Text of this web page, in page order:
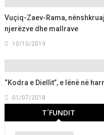
Vuçiq-Zaev-Rama,
njerëzve dhe mallrave
10/10/2019
“Kodra e Diellit”, e lënë në
01/07/2018
T´FUNDIT